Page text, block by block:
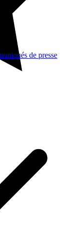
de presse